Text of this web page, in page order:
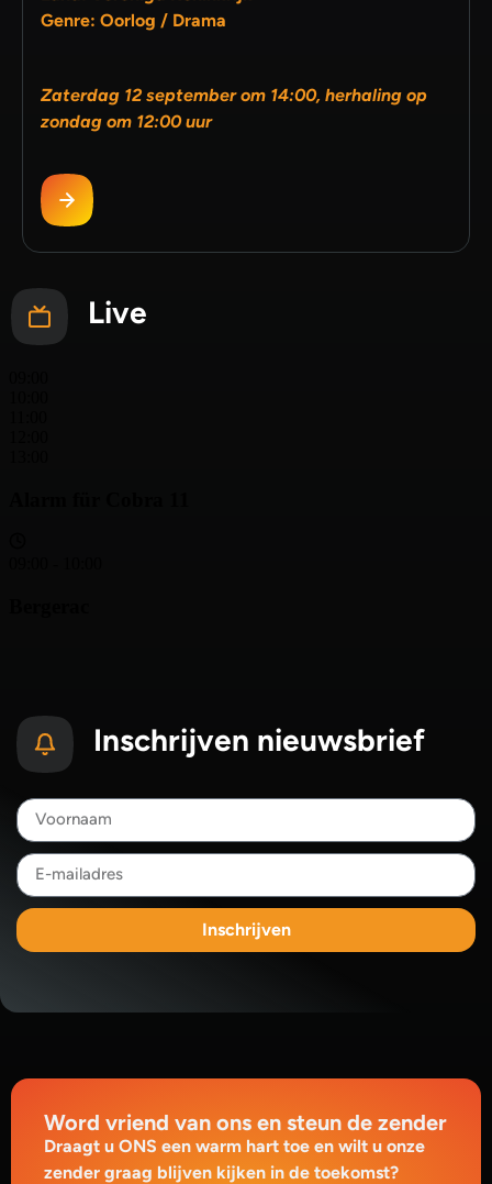
Genre: Oorlog / Drama
Zaterdag 12 september om 14:00, herhaling op
zondag om 12:00 uur
Live
Inschrijven nieuwsbrief
Inschrijven
Word vriend van ons en steun de zender
Draagt u ONS een warm hart toe en wilt u onze
zender graag blijven kijken in de toekomst?